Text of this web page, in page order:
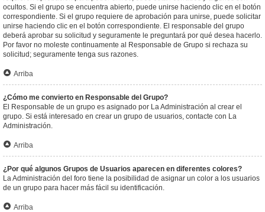
ocultos. Si el grupo se encuentra abierto, puede unirse haciendo clic en el botón
correspondiente. Si el grupo requiere de aprobación para unirse, puede solicitar
unirse haciendo clic en el botón correspondiente. El responsable del grupo
deberá aprobar su solicitud y seguramente le preguntará por qué desea hacerlo.
Por favor no moleste continuamente al Responsable de Grupo si rechaza su
solicitud; seguramente tenga sus razones.
Arriba
¿Cómo me convierto en Responsable del Grupo?
El Responsable de un grupo es asignado por La Administración al crear el
grupo. Si está interesado en crear un grupo de usuarios, contacte con La
Administración.
Arriba
¿Por qué algunos Grupos de Usuarios aparecen en diferentes colores?
La Administración del foro tiene la posibilidad de asignar un color a los usuarios
de un grupo para hacer más fácil su identificación.
Arriba